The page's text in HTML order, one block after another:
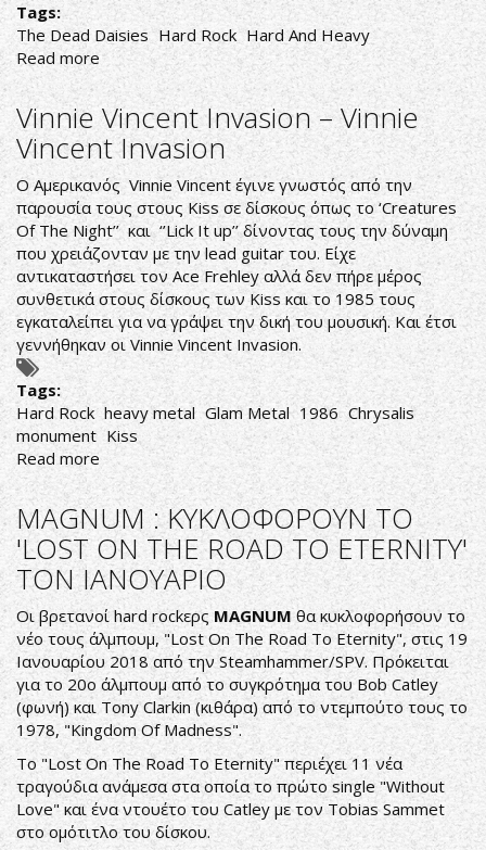
Tags:
The Dead Daisies Hard Rock Hard And Heavy
Read moreabout
THE
DEAD
DAISIES:
ΔΗΜΟΣΙΕΥΟΥΝ
ANIMATED
VIDEO
ΓΙΑ
ΤΟ
'SHE
ALWAYS
GETS
HER
WAY
(ALL
THE
SAME)'
Vinnie Vincent Invasion ‎– Vinnie
Vincent Invasion
Ο Αμερικανός Vinnie Vincent έγινε γνωστός από την
παρουσία τους στους Kiss σε δίσκους όπως το ‘Creatures
Of The Night’’ και ‘’Lick It up’’ δίνοντας τους την δύναμη
που χρειάζονταν με την lead guitar του. Είχε
αντικαταστήσει τον Ace Frehley αλλά δεν πήρε μέρος
συνθετικά στους δίσκους των Kiss και το 1985 τους
εγκαταλείπει για να γράψει την δική του μουσική. Και έτσι
γεννήθηκαν οι Vinnie Vincent Invasion.
Tags:
Hard Rock heavy metal Glam Metal 1986 Chrysalis
monument Kiss
Read more about
Vinnie
Vincent
Invasion
‎–
Vinnie
Vincent
Invasion
MAGNUM : ΚΥΚΛΟΦΟΡΟΥΝ ΤΟ
'LOST ON THE ROAD TO ETERNITY'
ΤΟΝ ΙΑΝΟΥΑΡΙΟ
Οι βρετανοί hard rockερςMAGNUMθα κυκλοφορήσουν το
νέο τους άλμπουμ, "Lost On The Road To Eternity", στις 19
Ιανουαρίου 2018 από την Steamhammer/SPV. Πρόκειται
για το 20ο άλμπουμ από το συγκρότημα του Bob Catley
(φωνή) και Tony Clarkin (κιθάρα) από το ντεμπούτο τους το
1978, "Kingdom Of Madness".
Το "Lost On The Road To Eternity" περιέχει 11 νέα
τραγούδια ανάμεσα στα οποία το πρώτο single "Without
Love" και ένα ντουέτο του Catley με τον Tobias Sammet
στο ομότιτλο του δίσκου.